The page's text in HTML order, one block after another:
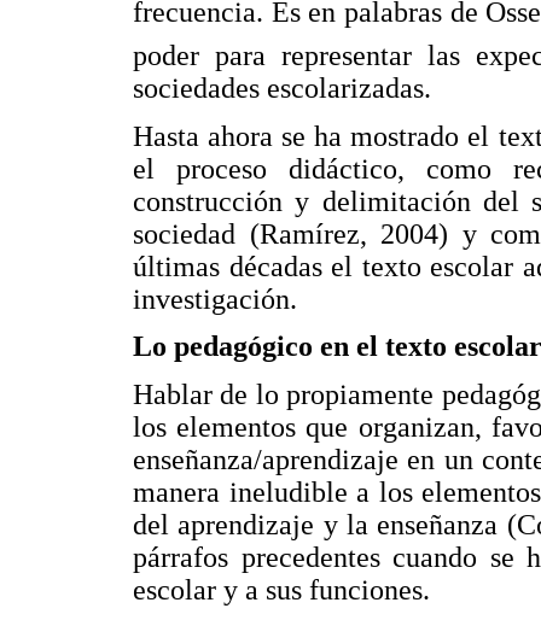
frecuencia. Es en palabras de
poder para representar las
sociedades escolarizadas.
Hasta ahora se ha mostrado el
el proceso didáctico, como
construcción y delimitación del
sociedad (Ramírez, 2004) y
últimas décadas el texto escolar
investigación.
Lo pedagógico en el texto escolar
Hablar de lo propiamente
los elementos que organizan,
enseñanza/aprendizaje en un
manera ineludible a los
del aprendizaje y la enseñanza
párrafos precedentes cuando
escolar y a sus funciones.